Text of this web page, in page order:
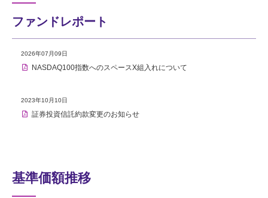
ファンドレポート
2026年07月09日
NASDAQ100指数へのスペースX組入れについて
2023年10月10日
証券投資信託約款変更のお知らせ
基準価額推移